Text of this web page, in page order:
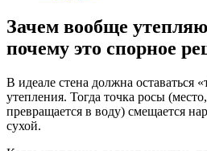
Зачем вообще
почему это спорное
В идеале стена должна оставаться
утепления. Тогда точка росы
превращается в воду) смещается
сухой.